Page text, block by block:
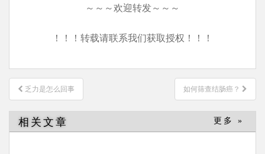
～～～欢迎转发～～～
！！！转载请联系我们获取授权！！！
文
章
导
航
乏力是怎么回事 如何筛查结肠癌？
相关文章 更多 »